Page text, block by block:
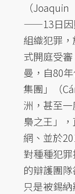
（
——13日因
組織犯罪
式開庭受
曼，自80
集團」（
洲，甚至
梟之王」
網、並於
對種種犯
的辯護團
只是被錫